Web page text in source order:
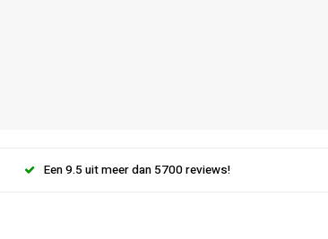
Een 9.5 uit meer dan 5700 reviews!